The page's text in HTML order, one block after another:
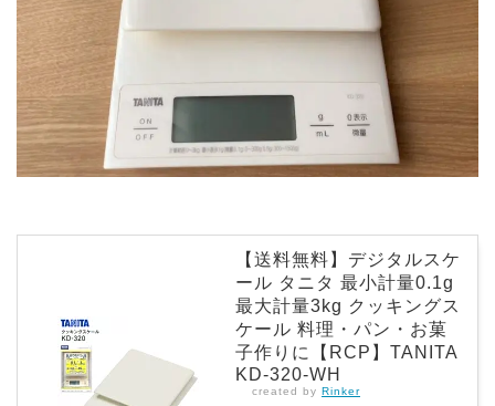
【送料無料】デジタルスケ
ール タニタ 最小計量0.1g
最大計量3kg クッキングス
ケール 料理・パン・お菓
子作りに【RCP】TANITA
KD-320-WH
created by Rinker